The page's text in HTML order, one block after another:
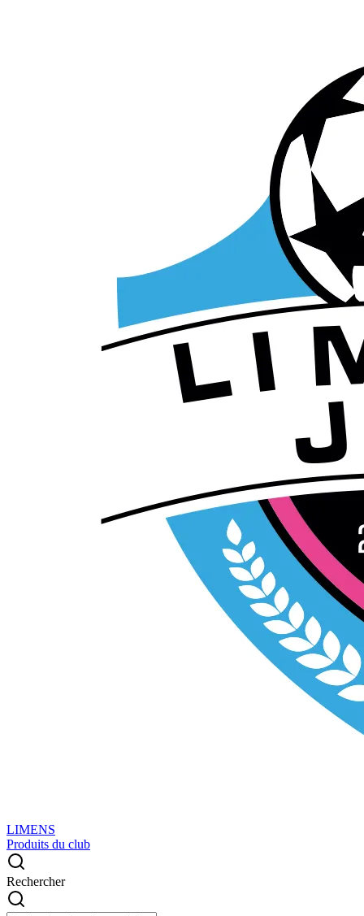
LIMENS
Produits du club
Rechercher